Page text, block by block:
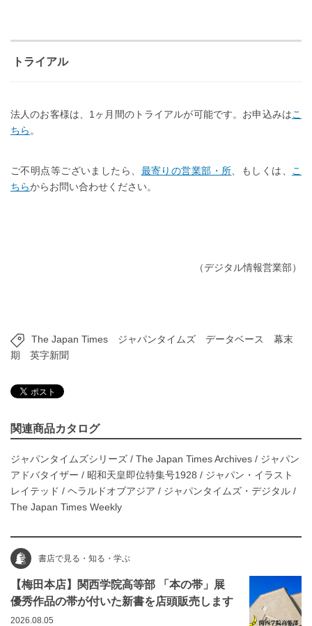
トライアル
法人のお客様は、1ヶ月間のトライアルが可能です。お申込みはこ
ちら。
ご不明点等ございましたら、 最寄りの営業部・所、もしくは、 こ
ちらからお問い合わせください。
（デジタル情報営業部）
The Japan Times ジャパンタイムズ データベース
幕末
期
英字新聞
関連商品カタログ
ジャパンタイムズシリーズ / The Japan Times Archives / ジャパン
アドバタイザー / 昭和天皇即位特集号1928 / ジャパン・イラスト
レイテッド / ヘラルドオブアジア / ジャパンタイムズ・デジタル /
The Japan Times Weekly
書店で見る・知る・学ぶ
【梅田本店】関西学院高等部 「本の帯」展
優秀作品の帯が付いた新書を店頭販売します
2026.08.05